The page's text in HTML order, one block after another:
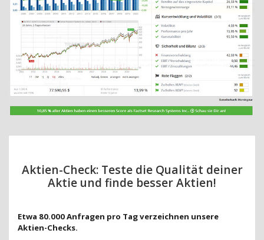
Aktien-Check: Teste die Qualität deiner
Aktie und finde besser Aktien!
Etwa 80.000 Anfragen pro Tag verzeichnen unsere
Aktien-Checks.